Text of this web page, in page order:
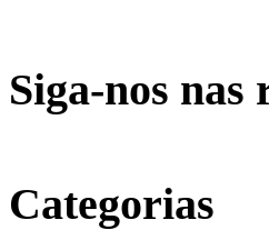
Siga-nos nas
Categorias